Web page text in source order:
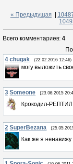
« Предыдущая
Всего комментариев: 4
4 chugak (22.02.2016 12:46)
могу выложить
3 Someone (23.06.2015
Крокодил-
2 SuperBezana
Как же я